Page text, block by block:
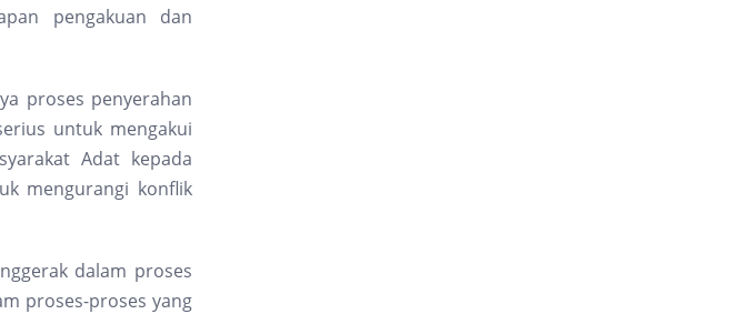
pengakuan dan
proses penyerahan
untuk mengakui
Adat kepada
mengurangi konflik
dalam proses
proses-proses yang